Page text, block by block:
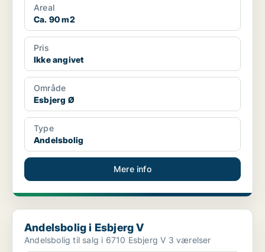
Areal
Ca. 90 m2
Pris
Ikke angivet
Område
Esbjerg Ø
Type
Andelsbolig
Mere info
Andelsbolig i Esbjerg V
Andelsbolig i Esbjerg V
Andelsbolig til salg i 6710 Esbjerg V 3 værelser